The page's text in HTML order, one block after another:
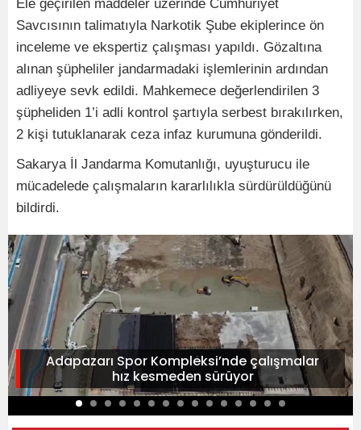
Ele geçirilen maddeler üzerinde Cumhuriyet
Savcısının talimatıyla Narkotik Şube ekiplerince ön
inceleme ve ekspertiz çalışması yapıldı. Gözaltına
alınan şüpheliler jandarmadaki işlemlerinin ardından
adliyeye sevk edildi. Mahkemece değerlendirilen 3
şüpheliden 1’i adli kontrol şartıyla serbest bırakılırken,
2 kişi tutuklanarak ceza infaz kurumuna gönderildi.
Sakarya İl Jandarma Komutanlığı, uyuşturucu ile
mücadelede çalışmaların kararlılıkla sürdürüldüğünü
bildirdi.
Adapazarı Spor Kompleksi’nde çalışmalar
hız kesmeden sürüyor